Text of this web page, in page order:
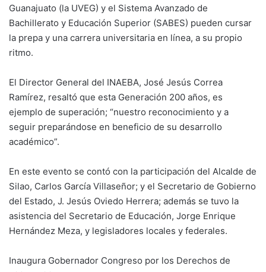
Guanajuato (la UVEG) y el Sistema Avanzado de
Bachillerato y Educación Superior (SABES) pueden cursar
la prepa y una carrera universitaria en línea, a su propio
ritmo.
El Director General del INAEBA, José Jesús Correa
Ramírez, resaltó que esta Generación 200 años, es
ejemplo de superación; “nuestro reconocimiento y a
seguir preparándose en beneficio de su desarrollo
académico”.
En este evento se contó con la participación del Alcalde de
Silao, Carlos García Villaseñor; y el Secretario de Gobierno
del Estado, J. Jesús Oviedo Herrera; además se tuvo la
asistencia del Secretario de Educación, Jorge Enrique
Hernández Meza, y legisladores locales y federales.
Inaugura Gobernador Congreso por los Derechos de